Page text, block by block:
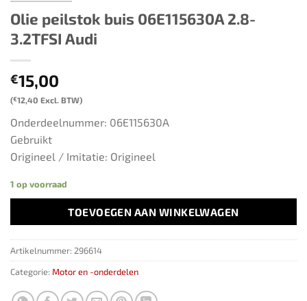
Olie peilstok buis 06E115630A 2.8-
3.2TFSI Audi​
€15,00
(€12,40 Excl. BTW)
Onderdeelnummer: 06E115630A
Gebruikt
Origineel / Imitatie: Origineel
1 op voorraad
TOEVOEGEN AAN WINKELWAGEN
Artikelnummer: 296614
Categorie: Motor en -onderdelen